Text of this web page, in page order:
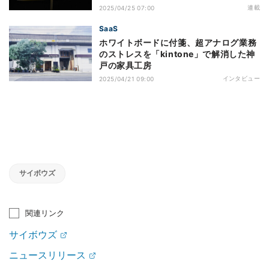
2025/04/25 07:00 連載
SaaS
ホワイトボードに付箋、超アナログ業務
のストレスを「kintone」で解消した神
戸の家具工房
2025/04/21 09:00 インタビュー
サイボウズ
関連リンク
サイボウズ
ニュースリリース